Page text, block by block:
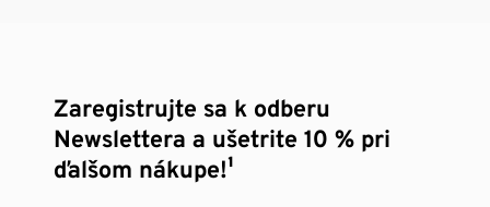
Zaregistrujte sa k odberu
Newslettera a ušetrite 10 % pri
ďalšom nákupe!¹